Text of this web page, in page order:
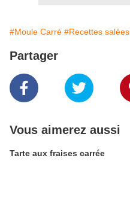
#Moule Carré #Recettes salées
Partager
Vous aimerez aussi
Tarte aux fraises carrée